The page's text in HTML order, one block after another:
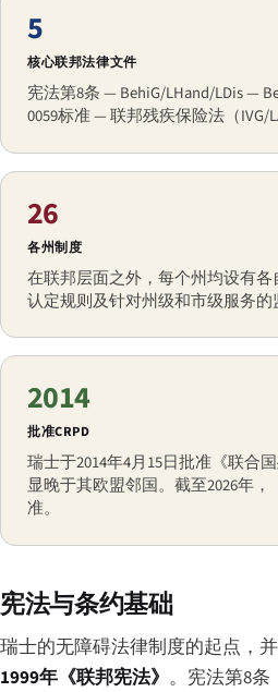
5
核心联邦法律文件
宪法第8条 — BehiG/LHand/LDis —
0059标准 — 联邦残疾保险法（IVG/
26
各州制度
在联邦层面之外，每个州均设有
认定规则及针对州级和市级服务的
2014
批准CRPD
瑞士于2014年4月15日批准《联合
显晚于其欧盟邻国。截至2026年
准。
宪法与条约基础
瑞士的无障碍法律制度的起点，
1999年《联邦宪法》 。宪法第8条